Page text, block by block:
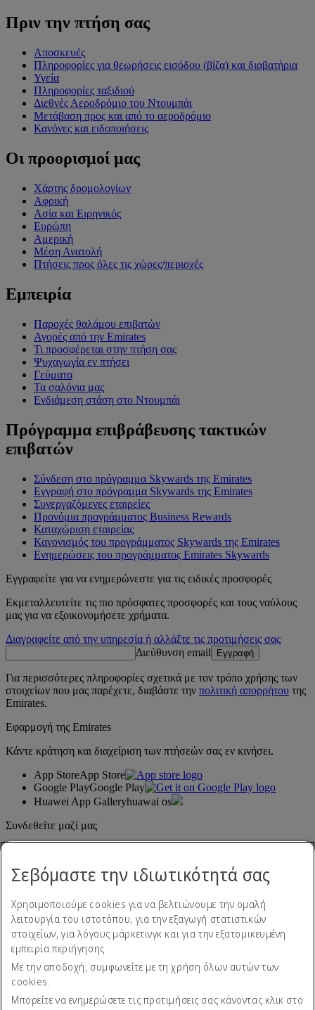
Πριν την πτήση σας
Αποσκευές
Πληροφορίες για θεωρήσεις εισόδου (βίζα) και διαβατήρια
Υγεία
Πληροφορίες ταξιδιού
Διεθνές Αεροδρόμιο του Ντουμπάι
Μετάβαση προς και από το αεροδρόμιο
Κανόνες και ειδοποιήσεις
Οι προορισμοί μας
Χάρτης δρομολογίων
Αφρική
Ασία και Ειρηνικός
Ευρώπη
Αμερική
Μέση Ανατολή
Πτήσεις προς όλες τις χώρες/περιοχές
Εμπειρία
Παροχές θαλάμου επιβατών
Αγορές από την Emirates
Τι προσφέρεται στην πτήση σας
Ψυχαγωγία εν πτήσει
Γεύματα
Τα σαλόνια μας
Ενδιάμεση στάση στο Ντουμπάι
Πρόγραμμα επιβράβευσης τακτικών
επιβατών
Σύνδεση στο πρόγραμμα Skywards της Emirates
Εγγραφή στο πρόγραμμα Skywards της Emirates
Συνεργαζόμενες εταιρείες
Προνόμια προγράμματος Business Rewards
Καταχώριση εταιρείας
Κανονισμός του προγράμματος Skywards της Emirates
Ενημερώσεις του προγράμματος Emirates Skywards
Εγγραφείτε για να ενημερώνεστε για τις ειδικές προσφορές
Εκμεταλλευτείτε τις πιο πρόσφατες προσφορές και τους ναύλους
μας για να εξοικονομήσετε χρήματα.
Διαγραφείτε από την υπηρεσία ή αλλάξτε τις προτιμήσεις σας
Διεύθυνση email
Εγγραφή
Για περισσότερες πληροφορίες σχετικά με τον τρόπο χρήσης των
στοιχείων που μας παρέχετε, διαβάστε την πολιτική απορρήτου της
Emirates.
Εφαρμογή της Emirates
Κάντε κράτηση και διαχείριση των πτήσεών σας εν κινήσει.
App StoreApp Store
Google PlayGoogle Play
Huawei App Galleryhuawai os
Συνδεθείτε μαζί μας
Δήλωση προσβασιμότητας
Επικοινωνήστε μαζί μας
Πολιτική απορρήτου
Σεβόμαστε την ιδιωτικότητά σας
Χρησιμοποιούμε cookies για να βελτιώνουμε την ομαλή
λειτουργία του ιστοτόπου, για την εξαγωγή στατιστικών
στοιχείων, για λόγους μάρκετινγκ και για την εξατομικευμένη
εμπειρία περιήγησης.
Με την αποδοχή, συμφωνείτε με τη χρήση όλων αυτών των
cookies.
Μπορείτε να ενημερώσετε τις προτιμήσεις σας κάνοντας κλικ στο